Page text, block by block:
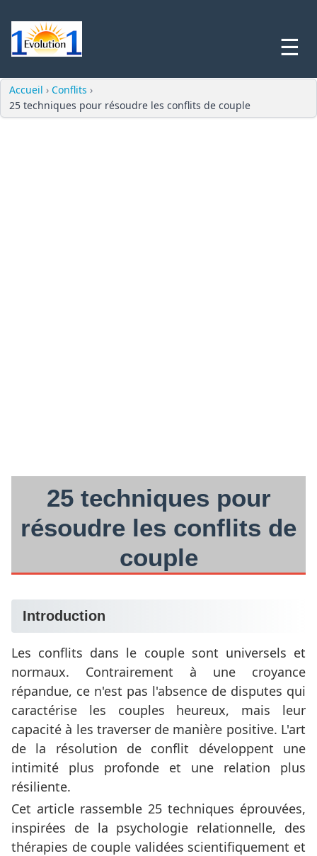
☰
Accueil › Conflits ›
25 techniques pour résoudre les conflits de couple
25 techniques pour
résoudre les conflits de
couple
Introduction
Les conflits dans le couple sont universels et
normaux. Contrairement à une croyance
répandue, ce n'est pas l'absence de disputes qui
caractérise les couples heureux, mais leur
capacité à les traverser de manière positive. L'art
de la résolution de conflit développent une
intimité plus profonde et une relation plus
résiliente.
Cet article rassemble 25 techniques éprouvées,
inspirées de la psychologie relationnelle, des
thérapies de couple validées scientifiquement et